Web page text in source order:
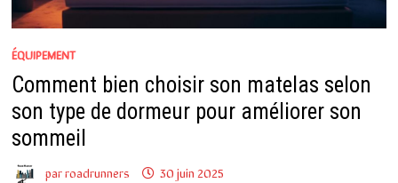
ÉQUIPEMENT
Comment bien choisir son matelas selon
son type de dormeur pour améliorer son
sommeil
parroadrunners 30 juin 2025